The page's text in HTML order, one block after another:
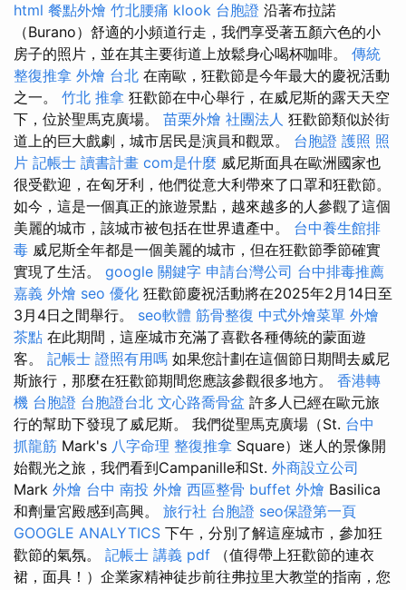
html 餐點外燴 竹北腰痛 klook 台胞證 沿著布拉諾
（Burano）舒適的小頻道行走，我們享受著五顏六色的小
房子的照片，並在其主要街道上放鬆身心喝杯咖啡。 傳統
整復推拿 外燴 台北 在南歐，狂歡節是今年最大的慶祝活動
之一。 竹北 推拿 狂歡節在中心舉行，在威尼斯的露天天空
下，位於聖馬克廣場。 苗栗外燴 社團法人 狂歡節類似於街
道上的巨大戲劇，城市居民是演員和觀眾。 台胞證 護照 照
片 記帳士 讀書計畫 com是什麼 威尼斯面具在歐洲國家也
很受歡迎，在匈牙利，他們從意大利帶來了口罩和狂歡節。
如今，這是一個真正的旅遊景點，越來越多的人參觀了這個
美麗的城市，該城市被包括在世界遺產中。 台中養生館排
毒 威尼斯全年都是一個美麗的城市，但在狂歡節季節確實
實現了生活。 google 關鍵字 申請台灣公司 台中排毒推薦
嘉義 外燴 seo 優化 狂歡節慶祝活動將在2025年2月14日至
3月4日之間舉行。 seo軟體 筋骨整復 中式外燴菜單 外燴
茶點 在此期間，這座城市充滿了喜歡各種傳統的蒙面遊
客。 記帳士 證照有用嗎 如果您計劃在這個節日期間去威尼
斯旅行，那麼在狂歡節期間您應該參觀很多地方。 香港轉
機 台胞證 台胞證台北 文心路喬骨盆 許多人已經在歐元旅
行的幫助下發現了威尼斯。 我們從聖馬克廣場（St. 台中
抓龍筋 Mark's 八字命理 整復推拿 Square）迷人的景像開
始觀光之旅，我們看到Campanille和St. 外商設立公司
Mark 外燴 台中 南投 外燴 西區整骨 buffet 外燴 Basilica
和劑量宮殿感到高興。 旅行社 台胞證 seo保證第一頁
GOOGLE ANALYTICS 下午，分別了解這座城市，參加狂
歡節的氣氛。 記帳士 講義 pdf （值得帶上狂歡節的連衣
裙，面具！）企業家精神徒步前往弗拉里大教堂的指南，您